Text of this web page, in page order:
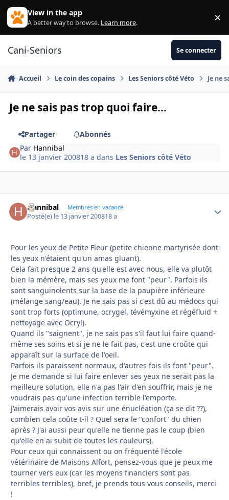
Aller au contenu
View in the app
A better way to browse. Learn more. ×
Cani-Seniors Se connecter
Accueil Le coin des copains Les Seniors côté Véto Je ne
Je ne sais pas trop quoi faire...
Partager
Abonnés
Par Hannibal
le 13 janvier 200818 a dans Les Seniors côté Véto
Hannibal Membres en vacance
Posté(e) le 13 janvier 200818 a
Pour les yeux de Petite Fleur (petite chienne martyrisée dont
les yeux n'étaient qu'un amas gluant).
Cela fait presque 2 ans qu'elle est avec nous, elle va plutôt
bien la mémère, mais ses yeux me font "peur". Parfois ils
sont sanguinolents sur la base de la paupière inférieure
(mélange sang/eau). Je ne sais pas si c'est dû au médocs qui
sont trop forts (optimune, ocrygel, tévémyxine et régéfluid +
nettoyage avec Ocryl).
Quand ils "saignent", je ne sais pas s'il faut lui faire quand-
même ses soins et si je ne le fait pas, c'est une croûte qui
apparaît sur la surface de l'oeil.
Parfois ils paraissent normaux, d'autres fois ils font "peur".
Je me demande si lui faire enlever ses yeux ne serait pas la
meilleure solution, elle n'a pas l'air d'en souffrir, mais je ne
voudrais pas qu'une infection terrible l'emporte.
J'aimerais avoir vos avis sur une énucléation (ça se dit ??),
combien cela coûte t-il ? Quel sera le "confort" du chien
après ? J'ai aussi peur qu'elle ne tienne pas le coup (bien
qu'elle en ai subit de toutes les couleurs).
Pour ceux qui connaissent ou on fréquenté l'école
vétérinaire de Maisons Alfort, pensez-vous que je peux me
tourner vers eux (car les moyens financiers sont pas
terribles terribles), bref, je prends tous vous conseils, merci
!